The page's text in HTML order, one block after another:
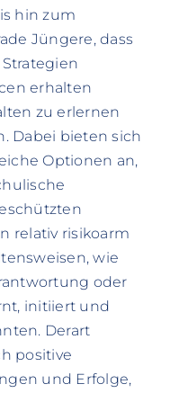
hin zum
Jüngere, dass
erhalten
zu erlernen
Dabei bieten sich
Optionen an,
relativ risikoarm
wie
oder
initiiert und
Derart
positive
und Erfolge,